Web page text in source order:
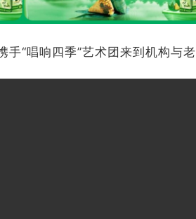
手“唱响四季”艺术团来到机构与老